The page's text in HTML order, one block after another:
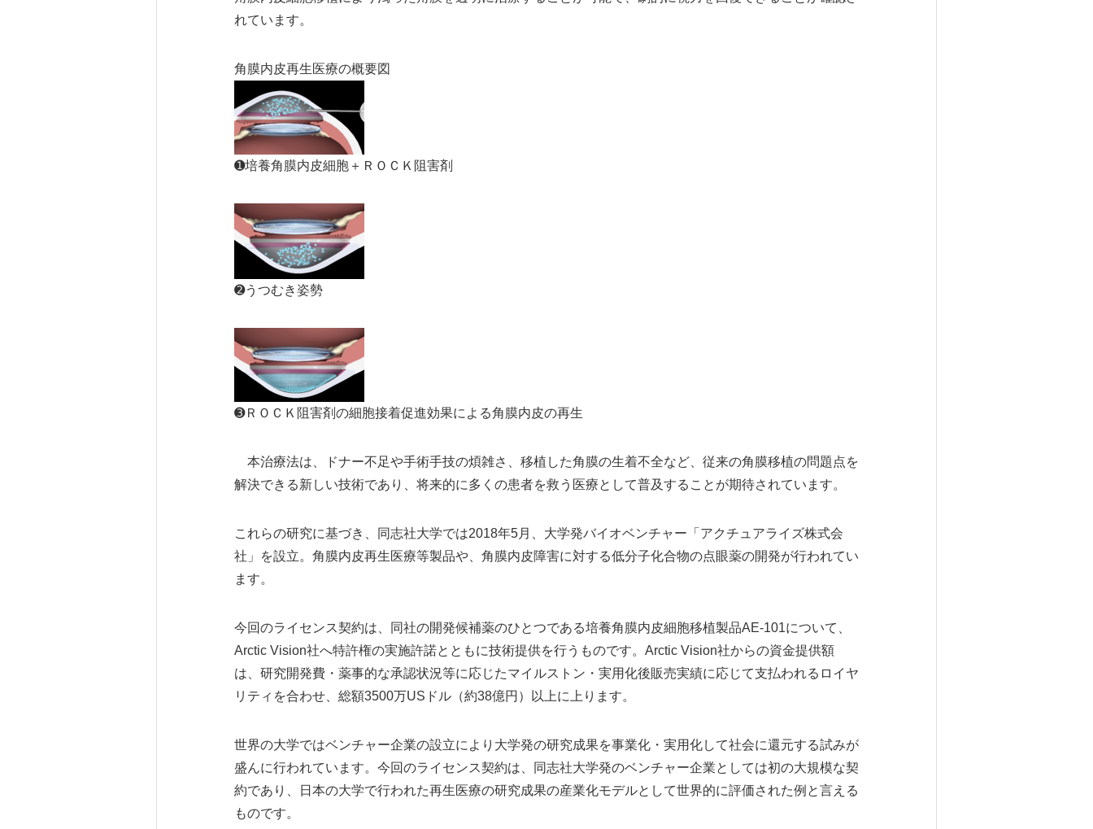
れています。
角膜内皮再生医療の概要図
➊培養角膜内皮細胞＋ＲＯＣＫ阻害剤
➋うつむき姿勢
➌ＲＯＣＫ阻害剤の細胞接着促進効果による角膜内皮の再生
本治療法は、ドナー不足や手術手技の煩雑さ、移植した角膜の生着不全など、従来の角膜移植の問題点を
解決できる新しい技術であり、将来的に多くの患者を救う医療として普及することが期待されています。
これらの研究に基づき、同志社大学では2018年5月、大学発バイオベンチャー「アクチュアライズ株式会
社」を設立。角膜内皮再生医療等製品や、角膜内皮障害に対する低分子化合物の点眼薬の開発が行われてい
ます。
今回のライセンス契約は、同社の開発候補薬のひとつである培養角膜内皮細胞移植製品AE-101について、
Arctic Vision社へ特許権の実施許諾とともに技術提供を行うものです。Arctic Vision社からの資金提供額
は、研究開発費・薬事的な承認状況等に応じたマイルストン・実用化後販売実績に応じて支払われるロイヤ
リティを合わせ、総額3500万USドル（約38億円）以上に上ります。
世界の大学ではベンチャー企業の設立により大学発の研究成果を事業化・実用化して社会に還元する試みが
盛んに行われています。今回のライセンス契約は、同志社大学発のベンチャー企業としては初の大規模な契
約であり、日本の大学で行われた再生医療の研究成果の産業化モデルとして世界的に評価された例と言える
ものです。